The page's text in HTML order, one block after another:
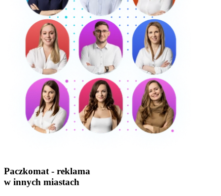
Paczkomat - reklama
w innych miastach